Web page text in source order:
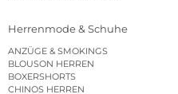
Herrenmode & Schuhe
ANZÜGE & SMOKINGS
BLOUSON HERREN
BOXERSHORTS
CHINOS HERREN